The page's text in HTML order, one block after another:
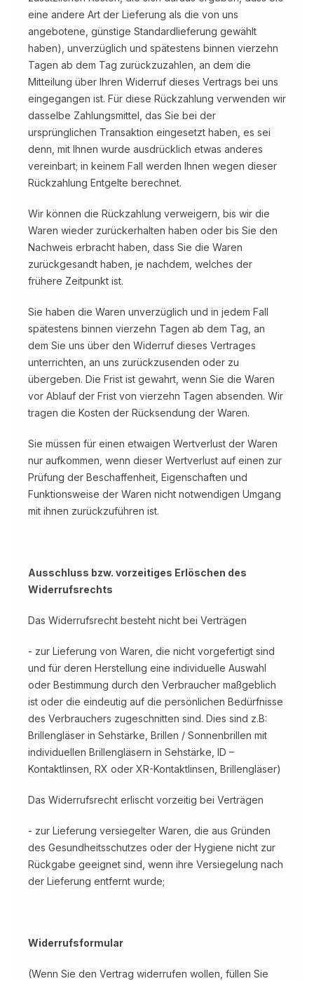
eine andere Art der Lieferung als die von uns
angebotene, günstige Standardlieferung gewählt
haben), unverzüglich und spätestens binnen vierzehn
Tagen ab dem Tag zurückzuzahlen, an dem die
Mitteilung über Ihren Widerruf dieses Vertrags bei uns
eingegangen ist. Für diese Rückzahlung verwenden wir
dasselbe Zahlungsmittel, das Sie bei der
ursprünglichen Transaktion eingesetzt haben, es sei
denn, mit Ihnen wurde ausdrücklich etwas anderes
vereinbart; in keinem Fall werden Ihnen wegen dieser
Rückzahlung Entgelte berechnet.
Wir können die Rückzahlung verweigern, bis wir die
Waren wieder zurückerhalten haben oder bis Sie den
Nachweis erbracht haben, dass Sie die Waren
zurückgesandt haben, je nachdem, welches der
frühere Zeitpunkt ist.
Sie haben die Waren unverzüglich und in jedem Fall
spätestens binnen vierzehn Tagen ab dem Tag, an
dem Sie uns über den Widerruf dieses Vertrages
unterrichten, an uns zurückzusenden oder zu
übergeben. Die Frist ist gewahrt, wenn Sie die Waren
vor Ablauf der Frist von vierzehn Tagen absenden. Wir
tragen die Kosten der Rücksendung der Waren.
Sie müssen für einen etwaigen Wertverlust der Waren
nur aufkommen, wenn dieser Wertverlust auf einen zur
Prüfung der Beschaffenheit, Eigenschaften und
Funktionsweise der Waren nicht notwendigen Umgang
mit ihnen zurückzuführen ist.
Ausschluss bzw. vorzeitiges Erlöschen des
Widerrufsrechts
Das Widerrufsrecht besteht nicht bei Verträgen
- zur Lieferung von Waren, die nicht vorgefertigt sind
und für deren Herstellung eine individuelle Auswahl
oder Bestimmung durch den Verbraucher maßgeblich
ist oder die eindeutig auf die persönlichen Bedürfnisse
des Verbrauchers zugeschnitten sind. Dies sind z.B:
Brillengläser in Sehstärke, Brillen / Sonnenbrillen mit
individuellen Brillengläsern in Sehstärke, ID –
Kontaktlinsen, RX oder XR-Kontaktlinsen, Brillengläser)
Das Widerrufsrecht erlischt vorzeitig bei Verträgen
- zur Lieferung versiegelter Waren, die aus Gründen
des Gesundheitsschutzes oder der Hygiene nicht zur
Rückgabe geeignet sind, wenn ihre Versiegelung nach
der Lieferung entfernt wurde;
Widerrufsformular
(Wenn Sie den Vertrag widerrufen wollen, füllen Sie